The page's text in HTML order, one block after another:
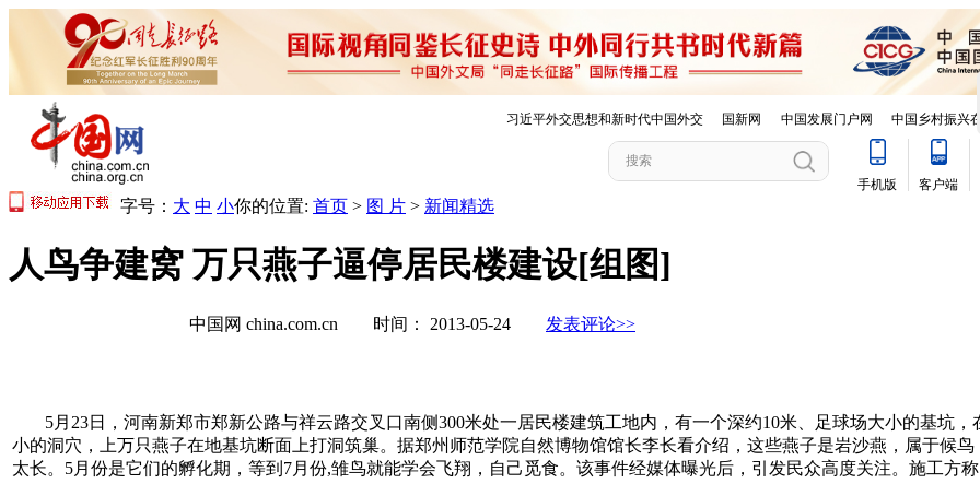
字号： 大 中 小你的位置: 首页 > 图 片 > 新闻精选
人鸟争建窝 万只燕子逼停居民楼建设[组图]
中国网 china.com.cn 时间： 2013-05-24 发表评论>>
5月23日，河南新郑市郑新公路与祥云路交叉口南侧300米处一居民楼建筑工地内，有一个深约10米、足球场大小的基坑
小的洞穴，上万只燕子在地基坑断面上打洞筑巢。据郑州师范学院自然博物馆馆长李长看介绍，这些燕子是岩沙燕，属于候
太长。5月份是它们的孵化期，等到7月份,雏鸟就能学会飞翔，自己觅食。该事件经媒体曝光后，引发民众高度关注。施工方